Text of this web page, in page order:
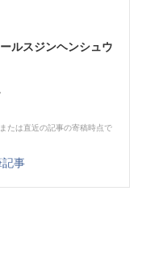
ルスジンヘンシュウ
たは直近の記事の寄稿時点で
事